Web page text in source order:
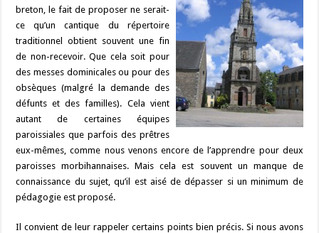
breton, le fait de proposer ne serait-
ce qu’un cantique du répertoire
traditionnel obtient souvent une fin
de non-recevoir. Que cela soit pour
des messes dominicales ou pour des
obsèques (malgré la demande des
défunts et des familles). Cela vient
autant de certaines équipes
paroissiales que parfois des prêtres
eux-mêmes, comme nous venons encore de l’apprendre pour deux
paroisses morbihannaises. Mais cela est souvent un manque de
connaissance du sujet, qu’il est aisé de dépasser si un minimum de
pédagogie est proposé.
Il convient de leur rappeler certains points bien précis. Si nous avons